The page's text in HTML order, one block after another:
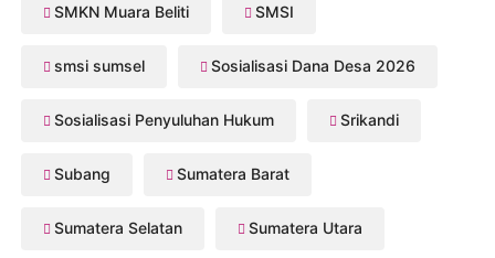
SMKN Muara Beliti SMSI
smsi sumsel Sosialisasi Dana Desa 2026
Sosialisasi Penyuluhan Hukum Srikandi
Subang Sumatera Barat
Sumatera Selatan Sumatera Utara